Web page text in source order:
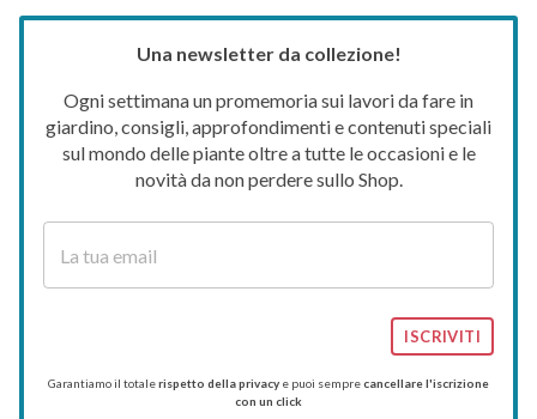
Una newsletter da collezione!
Ogni settimana un promemoria sui lavori da fare in
giardino, consigli, approfondimenti e contenuti speciali
sul mondo delle piante oltre a tutte le occasioni e le
novità da non perdere sullo Shop.
ISCRIVITI
Garantiamo il totalerispetto della privacy e puoi semprecancellare l'iscrizione
con un click